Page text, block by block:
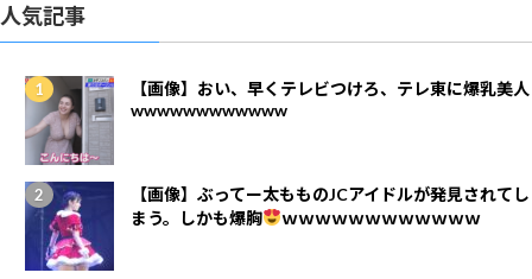
人気記事
【画像】おい、早くテレビつけろ、テレ東に爆乳美人
wwwwwwwwwwww
【画像】ぶってー太もものJCアイドルが発見されてし
まう。しかも爆胸
ｗｗｗｗｗｗｗｗｗｗｗｗ